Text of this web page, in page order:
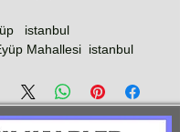
istanbul
Mahallesi istanbul